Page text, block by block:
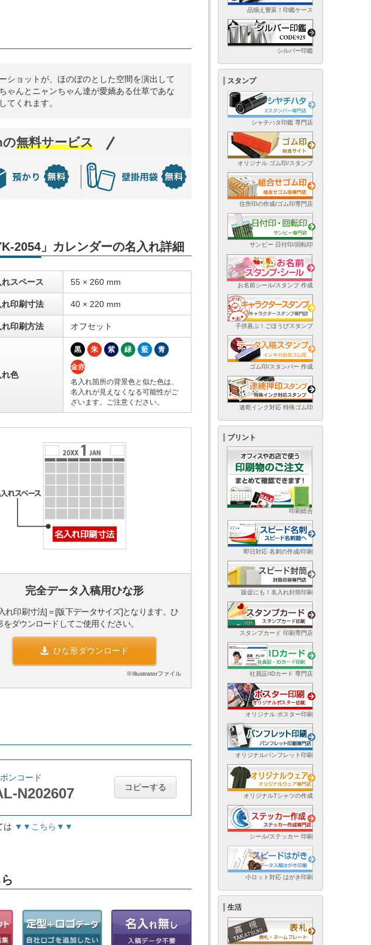
ショットが、ほのぼのとした空間を演出して
ゃんとニャンちゃん達が愛嬌ある仕草であな
てくれます。
の無料サービス
2054」カレンダーの名入れ詳細
スペース 55 × 260 mm
れ印刷寸法 40 × 220 mm
れ印刷方法 オフセット
れ色
黒 朱 紫 緑 藍 青
金赤
名入れ箇所の背景色と似た色は、
名入れが見えなくなる可能性がご
ざいます。ご注意ください。
完全データ入稿用ひな形
れ印刷寸法]＝[版下データサイズ]となります。ひ
をダウンロードしてご使用ください。
ひな形ダウンロード
※Illustratorファイル
ンコード
N202607 コピーする
は ▼▼こちら▼▼
品揃え豊富！印鑑ケース
シルバー印鑑
スタンプ
シャチハタ印鑑 専門店
オリジナル ゴム印/スタンプ
住所印の作成/ゴム印専門店
サンビー 日付印/回転印
お名前シール/スタンプ 作成
子供喜ぶ！ごほうびスタンプ
ゴム印/スタンパー 作成
速乾インク対応 特殊ゴム印
プリント
印刷総合
即日対応 名刺の作成/印刷
販促にも！名入れ封筒印刷
スタンプカード 印刷専門店
社員証/IDカード 専門店
オリジナル ポスター印刷
オリジナルパンフレット印刷
オリジナルTシャツの作成
シール/ステッカー 印刷
小ロット対応 はがき印刷
生活